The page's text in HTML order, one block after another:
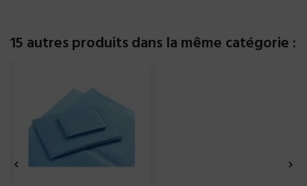
15 autres produits dans la même catégorie :
 